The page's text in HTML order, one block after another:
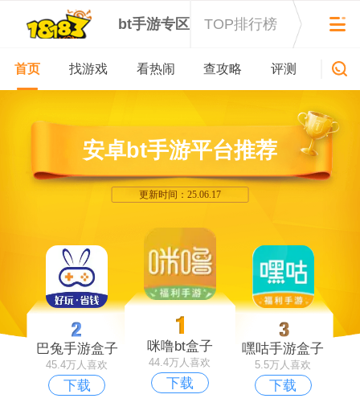
bt手游专区 TOP排行榜
首页 找游戏 看热闹 查攻略 评测 新游
安卓bt手游平台推荐
更新时间：25.06.17
咪噜bt盒子
44.4万人喜欢
下载
巴兔手游盒子
45.4万人喜欢
下载
嘿咕手游盒子
5.5万人喜欢
下载